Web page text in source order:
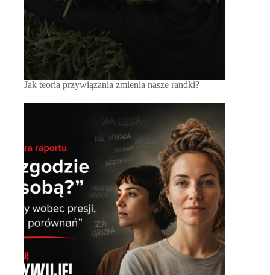
Jak teoria przywiązania zmienia nasze randki?